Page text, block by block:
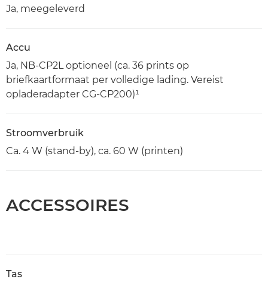
Ja, meegeleverd
Accu
Ja, NB-CP2L optioneel (ca. 36 prints op
briefkaartformaat per volledige lading. Vereist
opladeradapter CG-CP200)¹
Stroomverbruik
Ca. 4 W (stand-by), ca. 60 W (printen)
ACCESSOIRES
Tas